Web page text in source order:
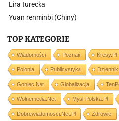
Lira turecka
Yuan renminbi (Chiny)
TOP KATEGORIE
Wiadomości Poznań Kresy.pl
Polonia Publicystyka
Goniec.net Globalizacja
Wolnemedia.net Mysl-Polska.pl
Dobrewiadomosci.net.pl Zdrowie